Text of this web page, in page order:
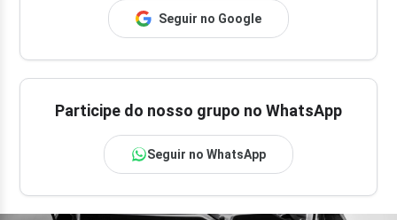
Seguir no Google
Participe do nosso grupo no WhatsApp
Seguir no WhatsApp